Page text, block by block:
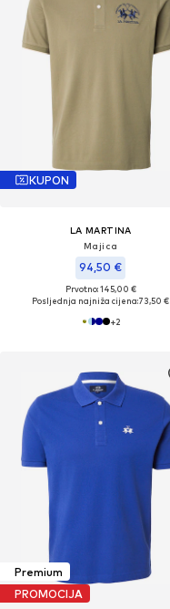
KUPON
LA MARTINA
Majica
94,50 €
Prvotno: 145,00 €
Posljednja najniža cijena:73,50 €
+2
Premium
PROMOCIJA